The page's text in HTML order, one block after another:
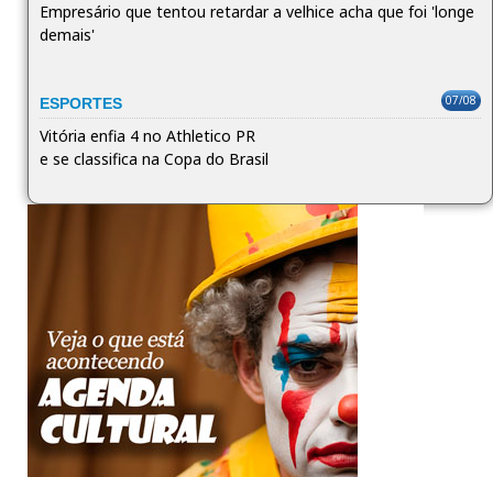
Empresário que tentou retardar a velhice acha que foi 'longe
demais'
ESPORTES 07/08
Vitória enfia 4 no Athletico PR
e se classifica na Copa do Brasil